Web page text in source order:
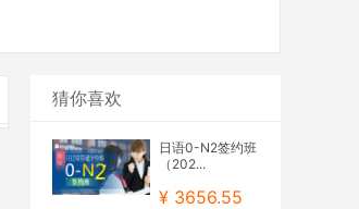
猜你喜欢
日语0-N2签约班
（202...
¥ 3656.55